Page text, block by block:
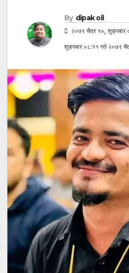
By dipak oli
२०७९ चैत्र १०, शुक्रबार
शुक्रबार ०८:११ गते २०७९